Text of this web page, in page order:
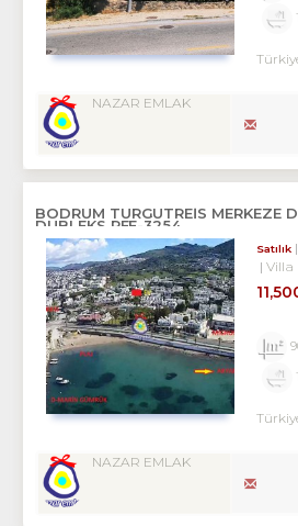
1
NAZAR EMLAK
BODRUM TURGUTREİS MERKEZE
DUBLEKS REF-3254
Satılık
Villa
1
NAZAR EMLAK